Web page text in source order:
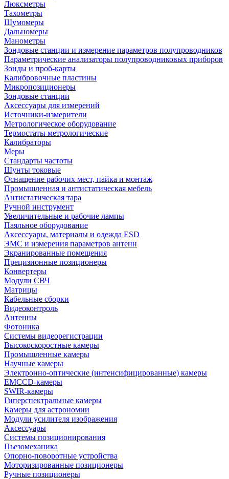
Люксметры
Тахометры
Шумомеры
Дальномеры
Манометры
Зондовые станции и измерение параметров полупроводников
Параметрические анализаторы полупроводниковых приборов
Зонды и проб-карты
Калибровочные пластины
Микропозиционеры
Зондовые станции
Аксессуары для измерений
Источники-измерители
Метрологическое оборудование
Термостаты метрологические
Калибраторы
Меры
Стандарты частоты
Шунты токовые
Оснащение рабочих мест, пайка и монтаж
Промышленная и антистатическая мебель
Антистатическая тара
Ручной инструмент
Увеличительные и рабочие лампы
Паяльное оборудование
Аксессуары, материалы и одежда ESD
ЭМС и измерения параметров антенн
Экранированные помещения
Прецизионные позиционеры
Конвертеры
Модули СВЧ
Матрицы
Кабельные сборки
Видеоконтроль
Антенны
Фотоника
Cистемы видеорегистрации
Высокоскоростные камеры
Промышленные камеры
Научные камеры
Электронно-оптические (интенсифицированные) камеры
EMCCD-камеры
SWIR-камеры
Гиперспектральные камеры
Камеры для астрономии
Модули усилителя изображения
Аксессуары
Системы позиционирования
Пьезомеханика
Опорно-поворотные устройства
Моторизированные позиционеры
Ручные позиционеры